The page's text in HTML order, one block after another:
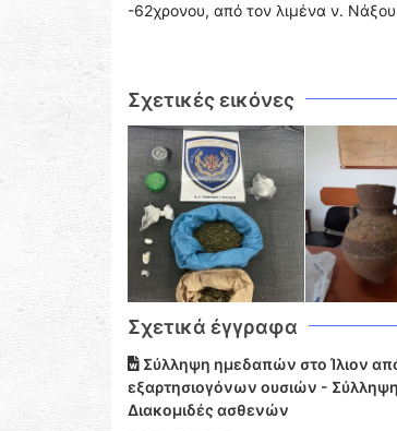
-62χρονου, από τον λιμένα ν.
Σχετικές εικόνες
Σχετικά έγγραφα
Σύλληψη ημεδαπών στο Ίλιον
εξαρτησιογόνων ουσιών -
Διακομιδές ασθενών